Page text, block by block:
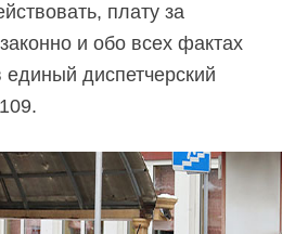
плату за
и обо всех фактах
диспетчерский